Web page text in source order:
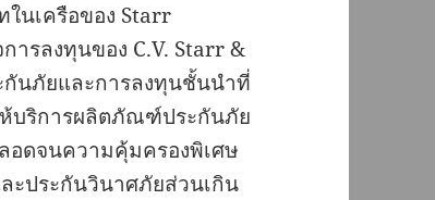
นเครือของ Starr
รลงทุนของ C.V. Starr &
กันภัยและการลงทุนชั้นนำที่
บริการผลิตภัณฑ์ประกันภัย
ดจนความคุ้มครองพิเศษ
ะประกันวินาศภัยส่วนเกิน